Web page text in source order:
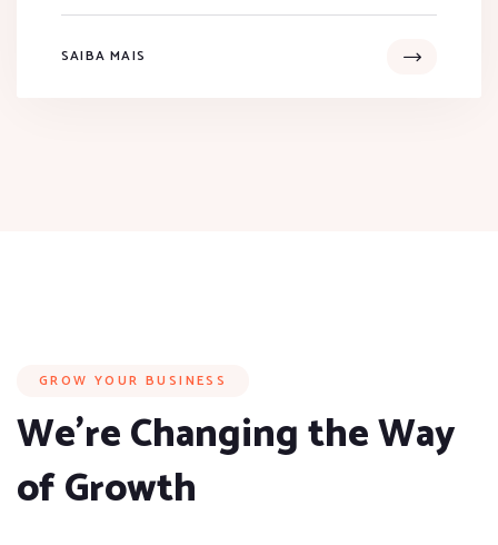
SAIBA MAIS
GROW YOUR BUSINESS
We’re Changing the Way
of Growth